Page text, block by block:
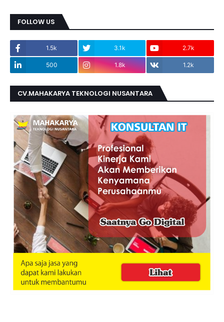
FOLLOW US
1.5k 3.1k 2.7k
500 1.8k 1.2k
CV.MAHAKARYA TEKNOLOGI NUSANTARA